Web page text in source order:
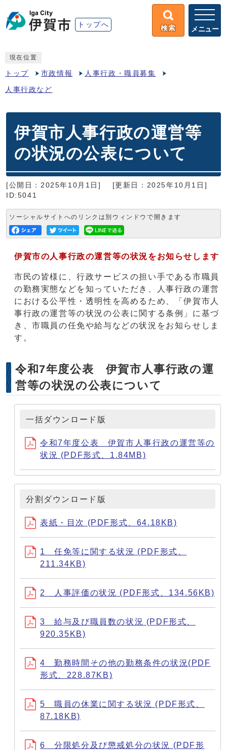
トップへ 検索 メニュー
現在位置
トップ 市政情報 人事行政・職員募集
人事行政など
伊賀市人事行政の運営等
の状況の公表について
[公開日：2025年10月1日]
[更新日：2025年10月1日]
ID:5041
ソーシャルサイトへのリンクは別ウィンドウで開きます
伊賀市の人事行政の運営等の状況をお知らせします
市民の皆様に、行政サービスの担い手である市職員
の勤務実態などを知っていただき、人事行政の運営
における公平性・透明性を高めるため、「伊賀市人
事行政の運営等の状況の公表に関する条例」に基づ
き、市職員の任免や給与などの状況をお知らせしま
す。
令和7年度公表 伊賀市人事行政の運
営等の状況の公表について
一括ダウンロード版
令和7年度公表 伊賀市人事行政の運営等の
状況 (PDF形式、1.84MB)
分割ダウンロード版
表紙・目次 (PDF形式、64.18KB)
1 任免等に関する状況 (PDF形式、
211.34KB)
2 人事評価の状況 (PDF形式、134.56KB)
3 給与及び職員数の状況 (PDF形式、
920.35KB)
4 勤務時間その他の勤務条件の状況(PDF
形式、228.87KB)
5 職員の休業に関する状況 (PDF形式、
87.18KB)
6 分限処分及び懲戒処分の状況 (PDF形